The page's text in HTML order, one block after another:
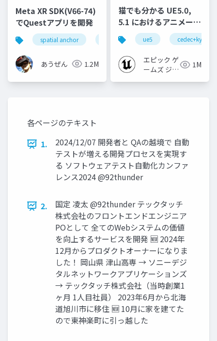
Meta XR SDK(V66-74)
でQuestアプリを開発
spatial anchor quest pro
あうぜん 1.2M
猫でも分かる UE5.0,
5.1 におけるアニメーシ
ョンの新機能について
【CEDEC+KYUSHU
2022】
ue5 cedec+kyushu
エピック ゲ
ームズ ジャ
1M
各ページのテキスト
1.
2024/12/07 開発者と QAの越境で 自動
テストが増える開発プロセスを実現す
る ソフトウェアテスト自動化カンファ
レンス2024 @92thunder
2.
国定 凌太 @92thunder テックタッチ
株式会社のフロントエンドエンジニア
POとして 全てのWebシステムの価値
を向上するサービスを開発 🆕 2024年
12月からプロダクトオーナーになりま
した！ 岡山県 津山高専 → ソニーデジ
タルネットワークアプリケーションズ
→ テックタッチ株式会社（当時創業1
ヶ月 1人目社員） 2023年6月から北海
道旭川市に移住 🆕 10月に家を建てた
ので東神楽町に引っ越した